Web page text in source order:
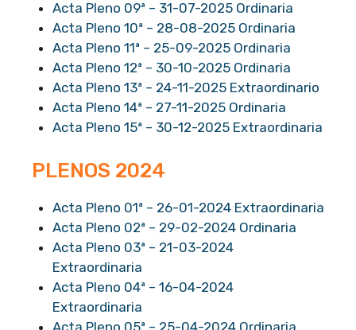
Acta Pleno 09ª – 31-07-2025 Ordinaria
Acta Pleno 10ª – 28-08-2025 Ordinaria
Acta Pleno 11ª – 25-09-2025 Ordinaria
Acta Pleno 12ª – 30-10-2025 Ordinaria
Acta Pleno 13ª – 24-11-2025 Extraordinario
Acta Pleno 14ª – 27-11-2025 Ordinaria
Acta Pleno 15ª – 30-12-2025 Extraordinaria
PLENOS 2024
Acta Pleno 01ª – 26-01-2024 Extraordinaria
Acta Pleno 02ª – 29-02-2024 Ordinaria
Acta Pleno 03ª – 21-03-2024
Extraordinaria
Acta Pleno 04ª – 16-04-2024
Extraordinaria
Acta Pleno 05ª – 25-04-2024 Ordinaria